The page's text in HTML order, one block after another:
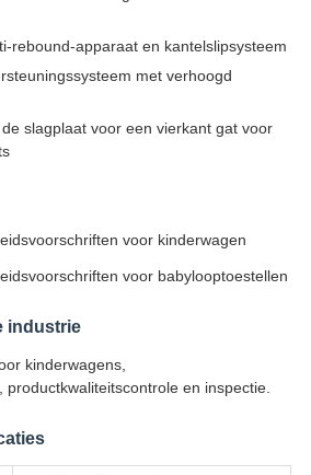
rebound-apparaat en kantelslipsysteem
met verhoogd
slagplaat voor een vierkant gat voor
voor kinderwagen
voor babylooptoestellen
industrie
kinderwagens,
productkwaliteitscontrole en inspectie.